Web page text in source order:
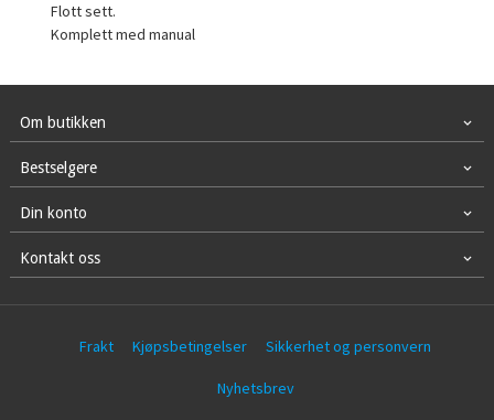
Flott sett.
Komplett med manual
Om butikken
Bestselgere
Din konto
Kontakt oss
Frakt Kjøpsbetingelser Sikkerhet og personvern
Nyhetsbrev